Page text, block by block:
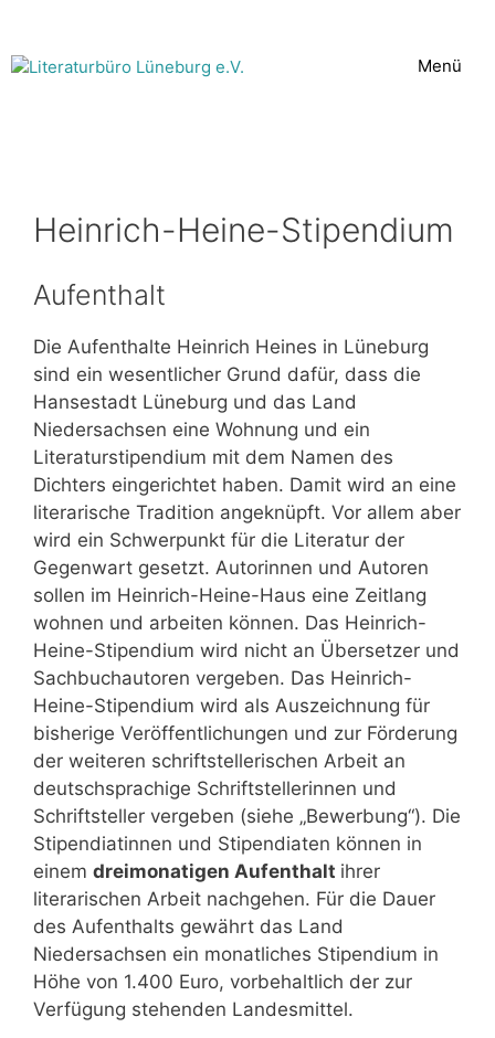
springen
Menü
Heinrich-Heine-Stipendium
Aufenthalt
Die Aufenthalte Heinrich Heines in Lüneburg
sind ein wesentlicher Grund dafür, dass die
Hansestadt Lüneburg und das Land
Niedersachsen eine Wohnung und ein
Literaturstipendium mit dem Namen des
Dichters eingerichtet haben. Damit wird an eine
literarische Tradition angeknüpft. Vor allem aber
wird ein Schwerpunkt für die Literatur der
Gegenwart gesetzt. Autorinnen und Autoren
sollen im Heinrich-Heine-Haus eine Zeitlang
wohnen und arbeiten können. Das Heinrich-
Heine-Stipendium wird nicht an Übersetzer und
Sachbuchautoren vergeben. Das Heinrich-
Heine-Stipendium wird als Auszeichnung für
bisherige Veröffentlichungen und zur Förderung
der weiteren schriftstellerischen Arbeit an
deutschsprachige Schriftstellerinnen und
Schriftsteller vergeben (siehe „Bewerbung“). Die
Stipendiatinnen und Stipendiaten können in
einem dreimonatigen Aufenthalt ihrer
literarischen Arbeit nachgehen. Für die Dauer
des Aufenthalts gewährt das Land
Niedersachsen ein monatliches Stipendium in
Höhe von 1.400 Euro, vorbehaltlich der zur
Verfügung stehenden Landesmittel.